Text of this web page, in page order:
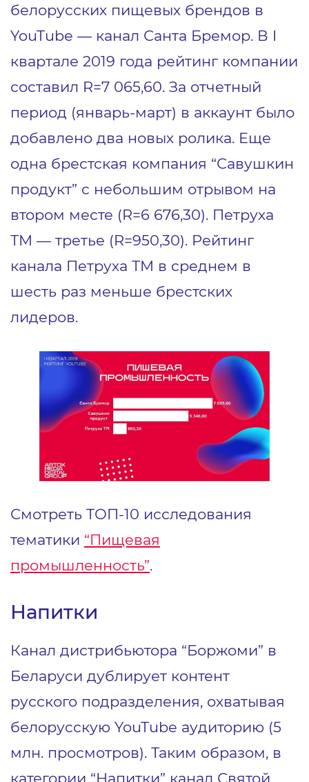
белорусских пищевых брендов в
YouTube — канал Санта Бремор. В I
квартале 2019 года рейтинг компании
составил R=7 065,60. За отчетный
период (январь-март) в аккаунт было
добавлено два новых ролика. Еще
одна брестская компания “Савушкин
продукт” с небольшим отрывом на
втором месте (R=6 676,30). Петруха
ТМ — третье (R=950,30). Рейтинг
канала Петруха ТМ в среднем в
шесть раз меньше брестских
лидеров.
Смотреть ТОП-10 исследования
тематики “Пищевая
промышленность”.
Напитки
Канал дистрибьютора “Боржоми” в
Беларуси дублирует контент
русского подразделения, охватывая
белорусскую YouTube аудиторию (5
млн. просмотров). Таким образом, в
категории “Напитки” канал Святой